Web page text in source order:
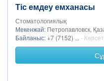
Тіс емдеу емханасы
Стоматологиялық
Мекенжай: Петропавловск,
Байланыс: +7 (7152) ... -